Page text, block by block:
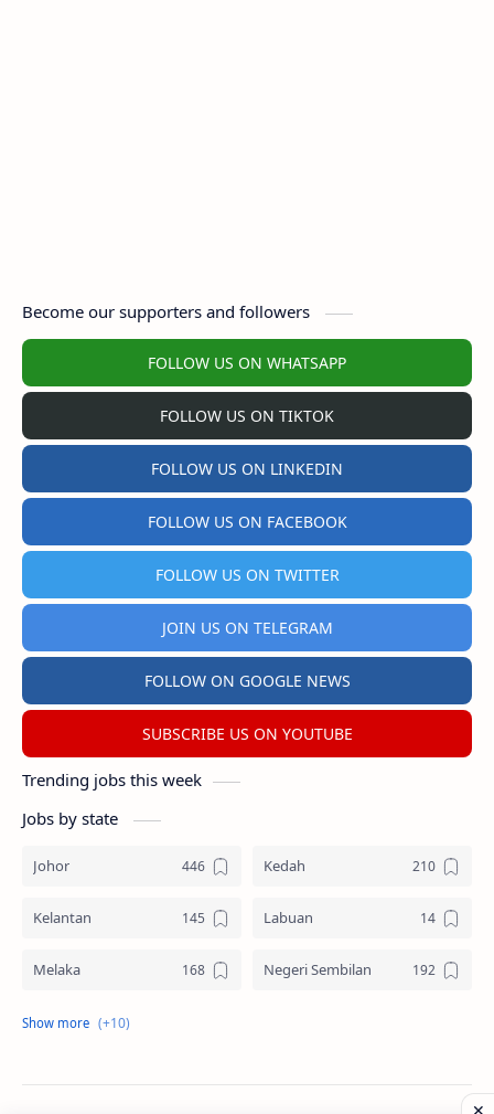
Become our supporters and followers
FOLLOW US ON WHATSAPP
FOLLOW US ON TIKTOK
FOLLOW US ON LINKEDIN
FOLLOW US ON FACEBOOK
FOLLOW US ON TWITTER
JOIN US ON TELEGRAM
FOLLOW ON GOOGLE NEWS
SUBSCRIBE US ON YOUTUBE
Trending jobs this week
Jobs by state
Johor Kedah
Kelantan Labuan
Melaka Negeri Sembilan
Pahang